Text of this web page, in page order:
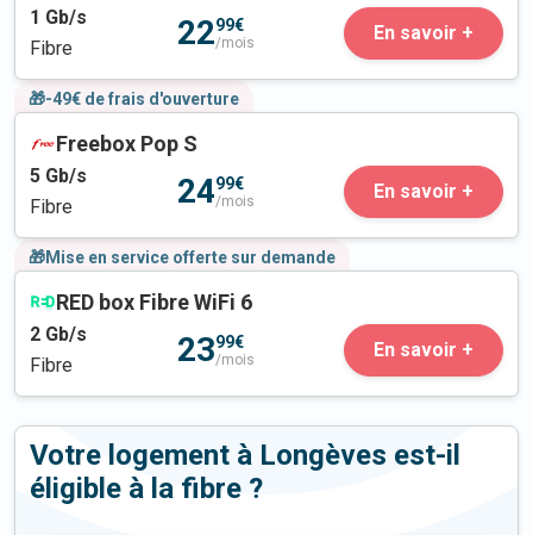
1 Gb/s
Fibre
2299€
/mois En savoir +
🎁-49€ de frais d'ouverture
Freebox Pop S
5 Gb/s
Fibre
2499€
/mois En savoir +
🎁Mise en service offerte sur demande
RED box Fibre WiFi 6
2 Gb/s
Fibre
2399€
/mois En savoir +
Votre logement à Longèves est-il
éligible à la fibre ?